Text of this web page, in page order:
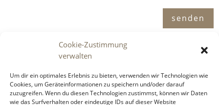
Cookie-Zustimmung
verwalten
Um dir ein optimales Erlebnis zu bieten, verwenden wir Technologien wie
Cookies, um Geräteinformationen zu speichern und/oder darauf
zuzugreifen. Wenn du diesen Technologien zustimmst, können wir Daten
wie das Surfverhalten oder eindeutige IDs auf dieser Website
Immosence GmbH
Spornbergerstraße 1 / 11
senden